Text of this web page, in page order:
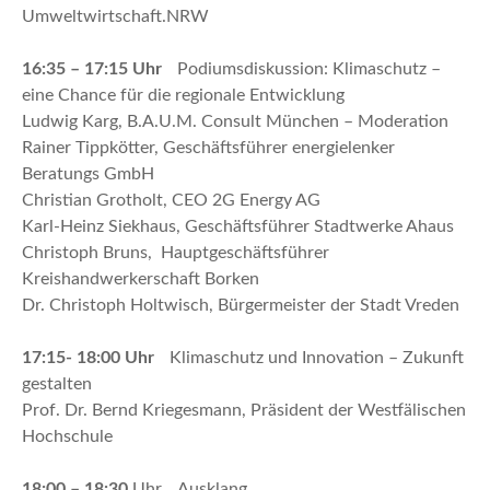
Umweltwirtschaft.NRW
16:35 – 17:15 Uhr
Podiumsdiskussion: Klimaschutz –
eine Chance für die regionale Entwicklung
Ludwig Karg, B.A.U.M. Consult München – Moderation
Rainer Tippkötter, Geschäftsführer energielenker
Beratungs GmbH
Christian Grotholt, CEO 2G Energy AG
Karl-Heinz Siekhaus, Geschäftsführer Stadtwerke Ahaus
Christoph Bruns, Hauptgeschäftsführer
Kreishandwerkerschaft Borken
Dr. Christoph Holtwisch, Bürgermeister der Stadt Vreden
17:15- 18:00 Uhr Klimaschutz und Innovation – Zukunft
gestalten
Prof. Dr. Bernd Kriegesmann, Präsident der Westfälischen
Hochschule